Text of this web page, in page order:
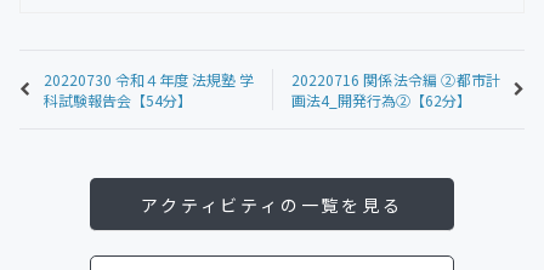
20220730 令和４年度 法規塾 学
科試験報告会【54分】
20220716 関係法令編 ②都市計
画法4_開発行為②【62分】
アクティビティの一覧を見る